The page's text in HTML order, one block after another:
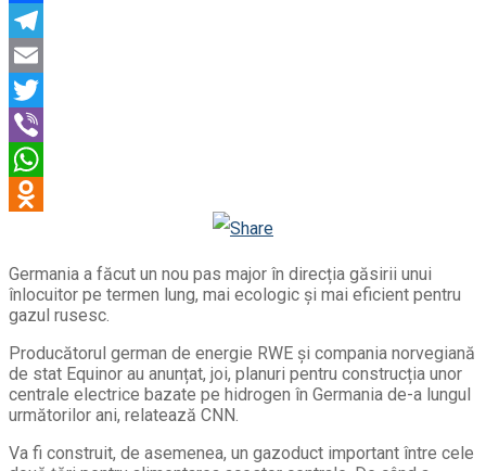
Odnoklassniki
Germania a făcut un nou pas major în direcția găsirii unui
înlocuitor pe termen lung, mai ecologic și mai eficient pentru
gazul rusesc.
Producătorul german de energie RWE și compania norvegiană
de stat Equinor au anunțat, joi, planuri pentru construcția unor
centrale electrice bazate pe hidrogen în Germania de-a lungul
următorilor ani, relatează CNN.
Va fi construit, de asemenea, un gazoduct important între cele